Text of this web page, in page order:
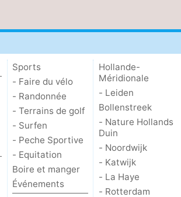
Sports
- Faire du vélo
- Randonnée
- Terrains de golf
- Surfen
- Peche Sportive
- Equitation
Boire et manger
Événements
Hollande-
Méridionale
- Leiden
Bollenstreek
- Nature Hollands
Duin
- Noordwijk
- Katwijk
- La Haye
- Rotterdam